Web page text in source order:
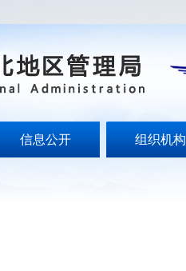
信息公开 组织机构